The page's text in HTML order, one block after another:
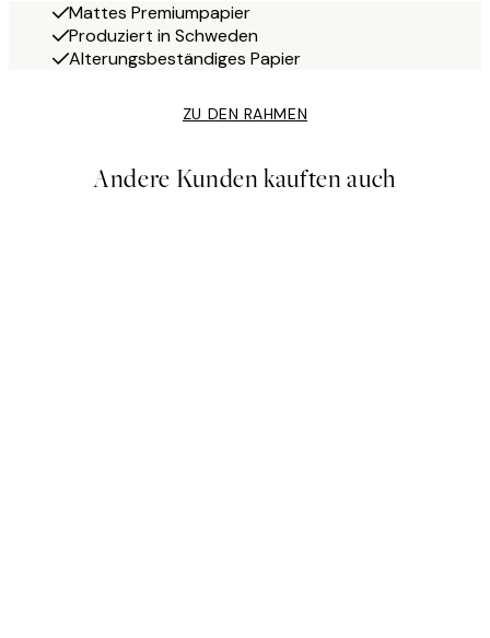
Mattes Premiumpapier
Produziert in Schweden
Alterungsbeständiges Papier
ZU DEN RAHMEN
Andere Kunden kauften auch